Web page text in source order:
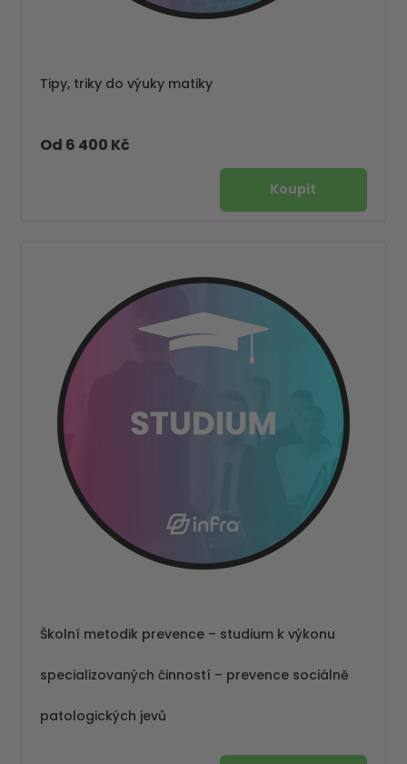
Tipy, triky do výuky matiky
Od 6 400 Kč
Školní metodik prevence – studium k výkonu
specializovaných činností – prevence sociálně
patologických jevů